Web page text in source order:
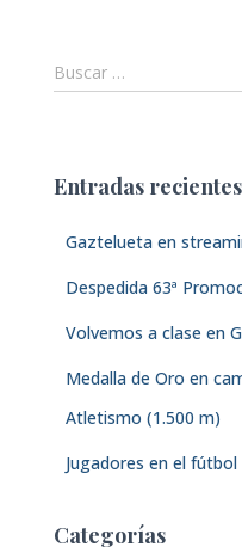
B
u
r
Buscar …
Entradas recientes
Gaztelueta en
Despedida 63ª
Volvemos a clase en
Medalla de Oro en
Atletismo (1.500 m)
Jugadores en el
Categorías